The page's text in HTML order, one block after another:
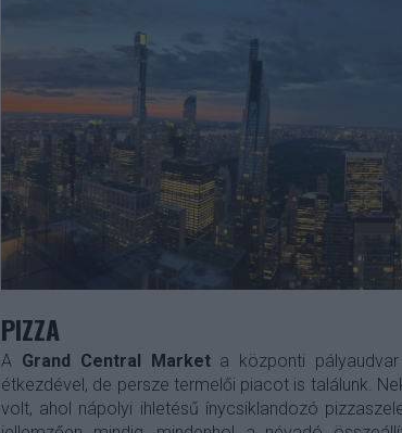
PIZZA
A Grand Central Marketa központi
étkezdével, de persze termelői piacot is találunk.
volt, ahol nápolyi ihletésű ínycsiklandozó